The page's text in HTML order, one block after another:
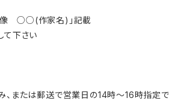
画像 ○○(作家名)」記載
て下さい
または郵送で営業日の14時～16時指定で